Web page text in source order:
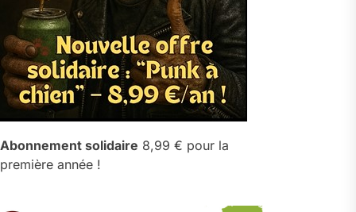
Abonnement solidaire 8,99 € pour la
première année !